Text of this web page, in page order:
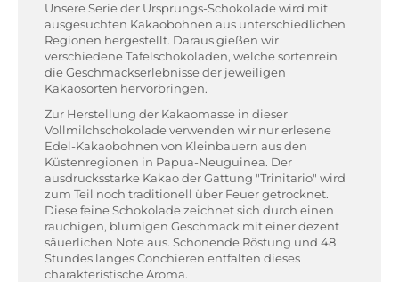
Unsere Serie der Ursprungs-Schokolade wird mit
ausgesuchten Kakaobohnen aus unterschiedlichen
Regionen hergestellt. Daraus gießen wir
verschiedene Tafelschokoladen, welche sortenrein
die Geschmackserlebnisse der jeweiligen
Kakaosorten hervorbringen.
Zur Herstellung der Kakaomasse in dieser
Vollmilchschokolade verwenden wir nur erlesene
Edel-Kakaobohnen von Kleinbauern aus den
Küstenregionen in Papua-Neuguinea. Der
ausdrucksstarke Kakao der Gattung "Trinitario" wird
zum Teil noch traditionell über Feuer getrocknet.
Diese feine Schokolade zeichnet sich durch einen
rauchigen, blumigen Geschmack mit einer dezent
säuerlichen Note aus. Schonende Röstung und 48
Stundes langes Conchieren entfalten dieses
charakteristische Aroma.